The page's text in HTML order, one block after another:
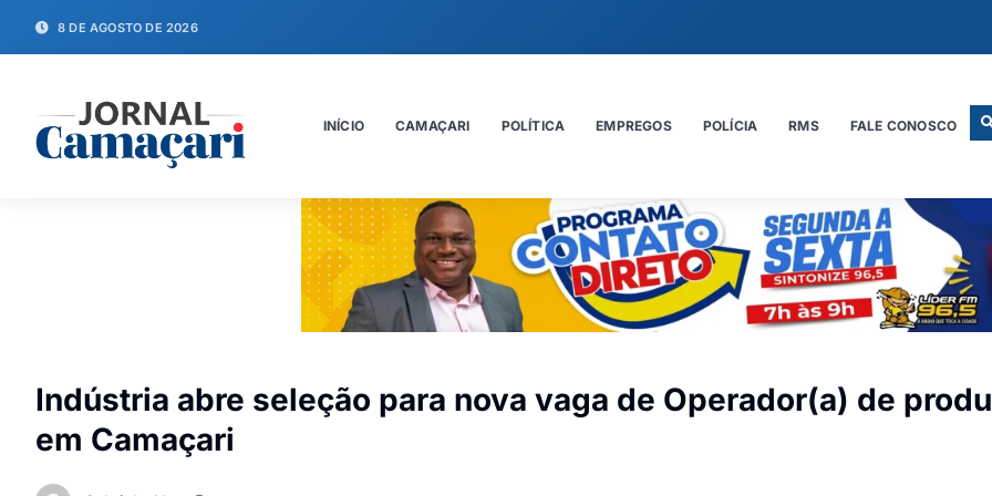
8 DE AGOSTO DE 2026
INÍCIO CAMAÇARI POLÍTICA EMPREGOS POLÍCIA RMS FALE CONOSCO
Indústria abre seleção para nova vaga de Operador(a) de
em Camaçari